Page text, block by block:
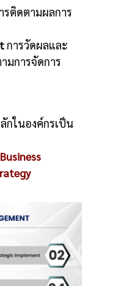
รติดตามผลการ
การวัดผลและ
มการจัดการ
กในองค์กรเป็น